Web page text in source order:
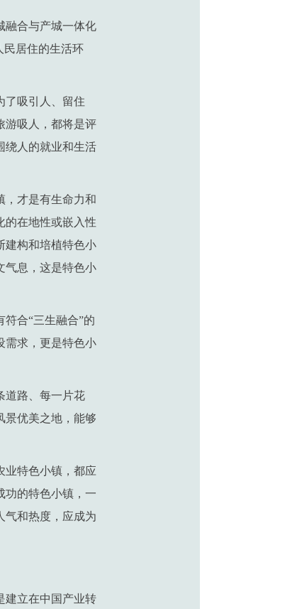
融合与产城一体化
民居住的生活环
了吸引人、留住
游吸人，都将是评
绕人的就业和生活
，才是有生命力和
的在地性或嵌入性
建构和培植特色小
气息，这是特色小
合“三生融合”的
需求，更是特色小
道路、每一片花
景优美之地，能够
业特色小镇，都应
功的特色小镇，一
气和热度，应成为
建立在中国产业转